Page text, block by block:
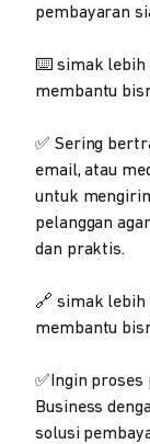
pembayaran
⌨️ simak lebih
membantu
✅ Sering
email, atau
untuk
pelanggan
dan praktis.
🔗 simak lebih
membantu
✅Ingin proses
Business
solusi